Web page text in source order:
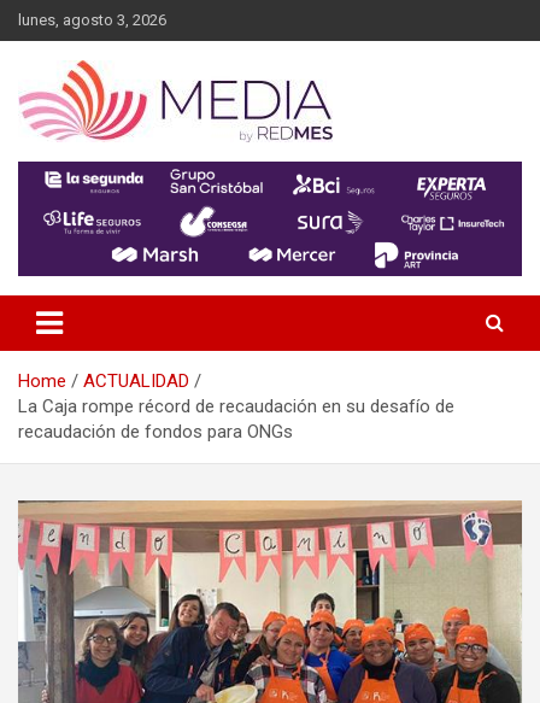
Skip
to
lunes, agosto 3, 2026
Home
ACTUALIDAD
La Caja rompe récord de recaudación en su desafío de
recaudación de fondos para ONGs